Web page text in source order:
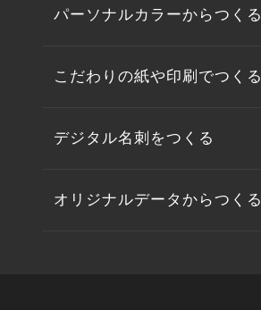
パーソナルカラーからつくる
こだわりの紙や印刷でつくる
デジタル名刺をつくる
オリジナルデータからつくる